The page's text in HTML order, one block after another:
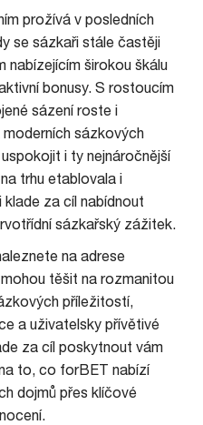
prožívá v posledních
se sázkaři stále častěji
nabízejícím širokou škálu
bonusy. S rostoucím
sázení roste i
sázkových
i ty nejnáročnější
trhu etablovala i
za cíl nabídnout
sázkařský zážitek.
na adrese
těšit na rozmanitou
příležitostí,
a uživatelsky přívětivé
za cíl poskytnout vám
to, co forBET nabízí
dojmů přes klíčové